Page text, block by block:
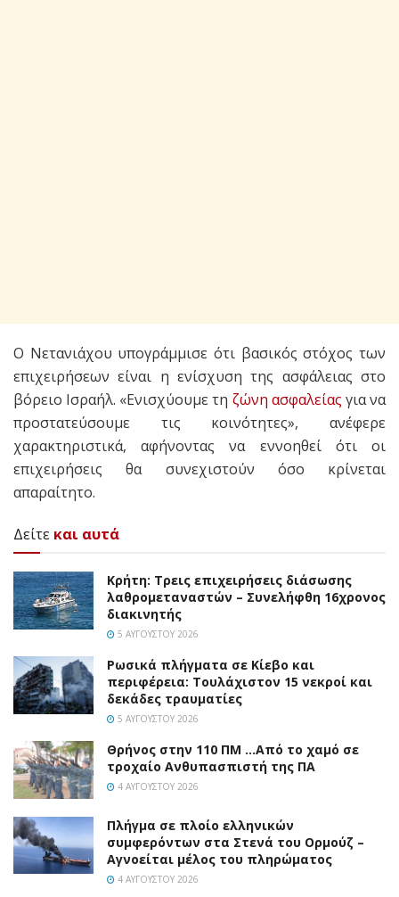
Ο Νετανιάχου υπογράμμισε ότι βασικός στόχος των
επιχειρήσεων είναι η ενίσχυση της ασφάλειας στο
βόρειο Ισραήλ. «Ενισχύουμε τη ζώνη ασφαλείας για να
προστατεύσουμε τις κοινότητες», ανέφερε
χαρακτηριστικά, αφήνοντας να εννοηθεί ότι οι
επιχειρήσεις θα συνεχιστούν όσο κρίνεται
απαραίτητο.
Δείτε και αυτά
Κρήτη: Τρεις επιχειρήσεις διάσωσης
λαθρομεταναστών – Συνελήφθη 16χρονος
διακινητής
5 ΑΥΓΟΎΣΤΟΥ 2026
Ρωσικά πλήγματα σε Κίεβο και
περιφέρεια: Τουλάχιστον 15 νεκροί και
δεκάδες τραυματίες
5 ΑΥΓΟΎΣΤΟΥ 2026
Θρήνος στην 110 ΠΜ …Από το χαμό σε
τροχαίο Ανθυπασπιστή της ΠΑ
4 ΑΥΓΟΎΣΤΟΥ 2026
Πλήγμα σε πλοίο ελληνικών
συμφερόντων στα Στενά του Ορμούζ –
Αγνοείται μέλος του πληρώματος
4 ΑΥΓΟΎΣΤΟΥ 2026